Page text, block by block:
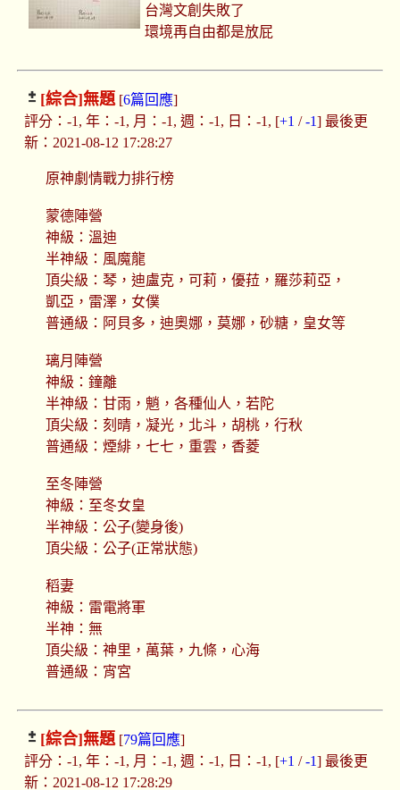
台灣文創失敗了
環境再自由都是放屁
[綜合]無題[6篇回應]
評分：-1, 年：-1, 月：-1, 週：-1, 日：-1, [+1 /-1] 最後更
新：2021-08-12 17:28:27
原神劇情戰力排行榜
蒙德陣營
神級：溫迪
半神級：風魔龍
頂尖級：琴，迪盧克，可莉，優菈，羅莎莉亞，
凱亞，雷澤，女僕
普通級：阿貝多，迪奧娜，莫娜，砂糖，皇女等
璃月陣營
神級：鐘離
半神級：甘雨，魈，各種仙人，若陀
頂尖級：刻晴，凝光，北斗，胡桃，行秋
普通級：煙緋，七七，重雲，香菱
至冬陣營
神級：至冬女皇
半神級：公子(變身後)
頂尖級：公子(正常狀態)
稻妻
神級：雷電將軍
半神：無
頂尖級：神里，萬葉，九條，心海
普通級：宵宮
[綜合]無題[79篇回應]
評分：-1, 年：-1, 月：-1, 週：-1, 日：-1, [+1 /-1] 最後更
新：2021-08-12 17:28:29